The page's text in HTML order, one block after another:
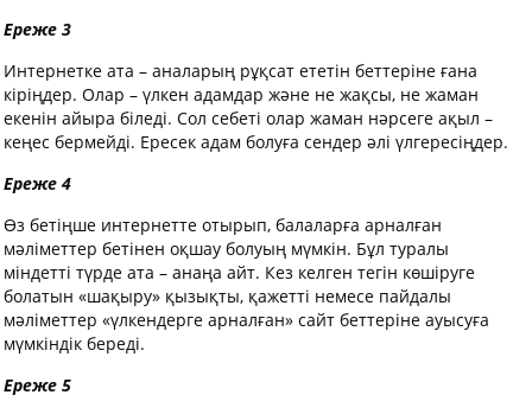
Ереже 3
Интернетке ата – аналарың рұқсат ететін беттеріне ғана
кіріңдер. Олар – үлкен адамдар және не жақсы, не жаман
екенін айыра біледі. Сол себеті олар жаман нәрсеге ақыл –
кеңес бермейді. Ересек адам болуға сендер әлі үлгересіңдер.
Ереже 4
Өз бетіңше интернетте отырып, балаларға арналған
мәліметтер бетінен оқшау болуың мүмкін. Бұл туралы
міндетті түрде ата – анаңа айт. Кез келген тегін көшіруге
болатын «шақыру» қызықты, қажетті немесе пайдалы
мәліметтер «үлкендерге арналған» сайт беттеріне ауысуға
мүмкіндік береді.
Ереже 5